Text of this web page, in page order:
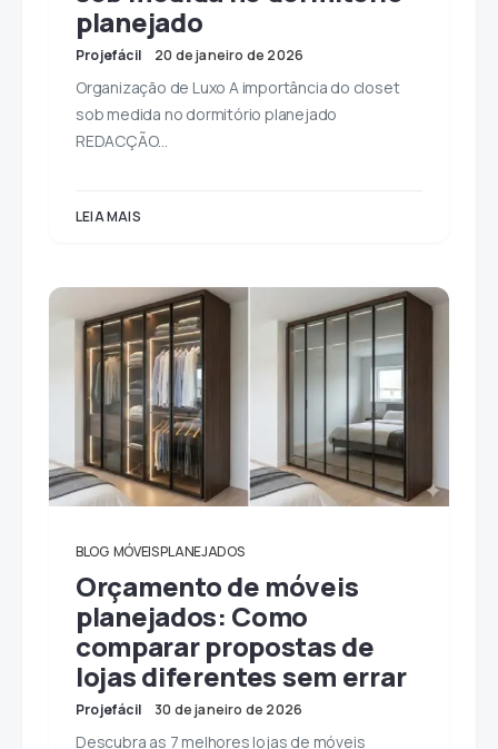
planejado
Projefácil 20 de janeiro de 2026
Organização de Luxo A importância do closet
sob medida no dormitório planejado
REDACÇÃO…
LEIA MAIS
BLOG MÓVEIS PLANEJADOS
Orçamento de móveis
planejados: Como
comparar propostas de
lojas diferentes sem errar
Projefácil 30 de janeiro de 2026
Descubra as 7 melhores lojas de móveis